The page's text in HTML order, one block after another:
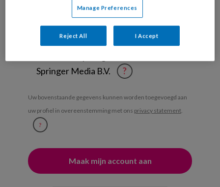
Management Kinderopvang
Weekoverzicht
Ja, ik geef toestemming voor e-mails
Springer Media B.V.
?
Uw bovenstaande gegevens kunnen worden toegevoegd aan
uw profiel in overeenstemming met ons privacy statement.
?
Manage Preferences
Reject All I Accept